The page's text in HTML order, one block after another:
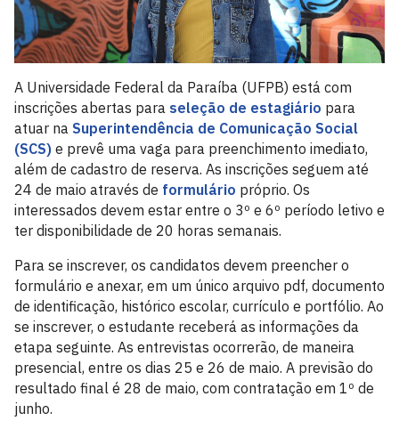
A Universidade Federal da Paraíba (UFPB) está com
inscrições abertas para seleção de estagiário para
atuar na Superintendência de Comunicação Social
(SCS) e prevê uma vaga para preenchimento imediato,
além de cadastro de reserva. As inscrições seguem até
24 de maio através de formulário próprio. Os
interessados devem estar entre o 3º e 6º período letivo e
ter disponibilidade de 20 horas semanais.
Para se inscrever, os candidatos devem preencher o
formulário e anexar, em um único arquivo pdf, documento
de identificação, histórico escolar, currículo e portfólio. Ao
se inscrever, o estudante receberá as informações da
etapa seguinte. As entrevistas ocorrerão, de maneira
presencial, entre os dias 25 e 26 de maio. A previsão do
resultado final é 28 de maio, com contratação em 1º de
junho.